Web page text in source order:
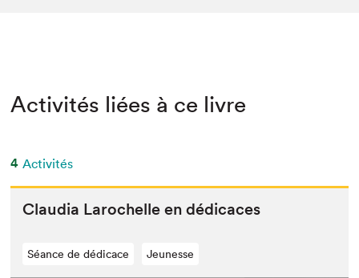
Activités liées à ce livre
4 Activités
Clau­dia Larochelle en dédicaces
Séance de dédicace Jeunesse